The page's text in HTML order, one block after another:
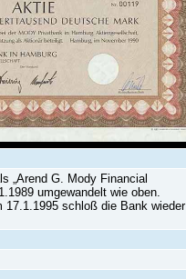
„Arend G. Mody Financial
umgewandelt wie oben.
17.1.1995 schloß die Bank wieder